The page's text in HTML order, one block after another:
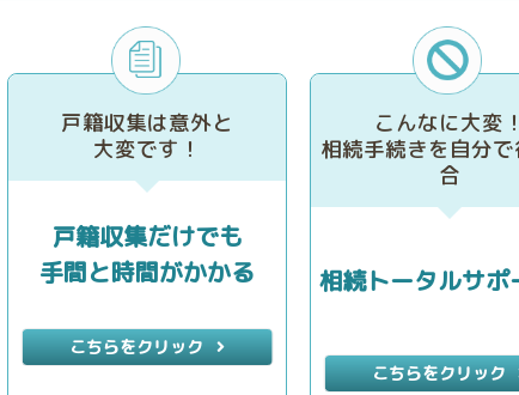
戸籍収集は意外と
大変です！
戸籍収集だけでも
手間と時間がかかる
こちらをクリック
こんなに大変！
相続手続きを自分
合
相続トータルサポ
こちらをクリック